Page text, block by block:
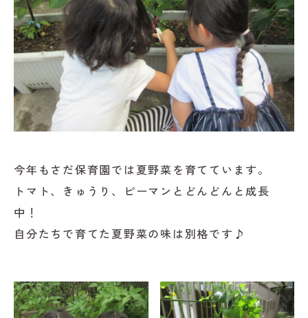
今年もさだ保育園では夏野菜を育てています。
トマト、きゅうり、ピーマンとどんどんと成長
中！
自分たちで育てた夏野菜の味は別格です♪